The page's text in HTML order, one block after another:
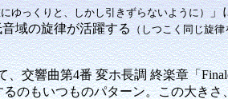
ゆっくりと、しかし引きずらないように）」
域の旋律が活躍する（しつこく同じ旋
交響曲第4番 変ホ長調 終楽章「
のもいつものパターン。この大きさ